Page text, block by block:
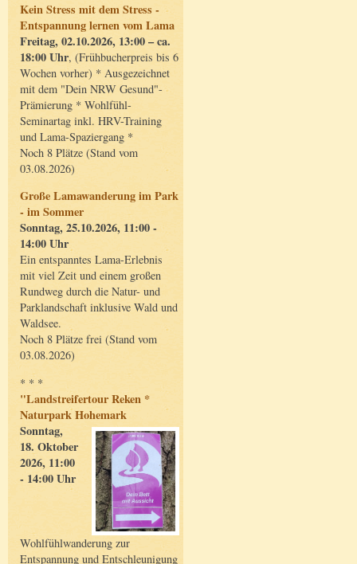
Kein Stress mit dem Stress -
Entspannung lernen vom Lama
Freitag, 02.10.2026, 13:00 – ca.
18:00 Uhr, (Frühbucherpreis bis 6
Wochen vorher) * Ausgezeichnet
mit dem "Dein NRW Gesund"-
Prämierung * Wohlfühl-
Seminartag inkl. HRV-Training
und Lama-Spaziergang *
Noch 8 Plätze (Stand vom
03.08.2026)
Große Lamawanderung im Park
- im Sommer
Sonntag, 25.10.2026, 11:00 -
14:00 Uhr
Ein entspanntes Lama-Erlebnis
mit viel Zeit und einem großen
Rundweg durch die Natur- und
Parklandschaft inklusive Wald und
Waldsee.
Noch 8 Plätze frei (Stand vom
03.08.2026)
* * *
"Landstreifertour Reken *
Naturpark Hohemark
Sonntag,
18. Oktober
2026, 11:00
- 14:00 Uhr
Wohlfühlwanderung zur
Entspannung und Entschleunigung